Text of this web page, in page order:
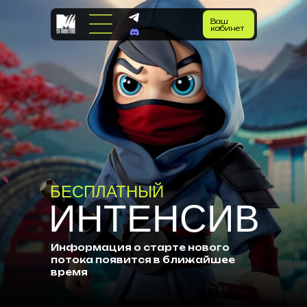
Ваш
кабинет
ИНТЕНСИВ
БЕСПЛАТНЫЙ
Информация о старте нового
потока появится в ближайшее
время